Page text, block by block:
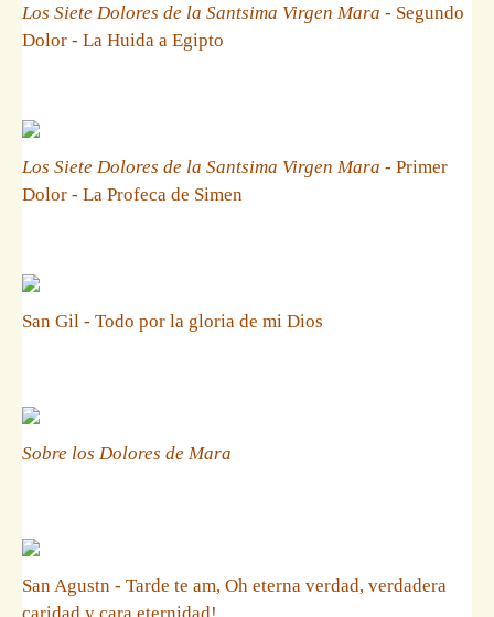
Los Siete Dolores de la Santsima Virgen Mara - Segundo
Dolor - La Huida a Egipto
Los Siete Dolores de la Santsima Virgen Mara - Primer
Dolor - La Profeca de Simen
San Gil - Todo por la gloria de mi Dios
Sobre los Dolores de Mara
San Agustn - Tarde te am, Oh eterna verdad, verdadera